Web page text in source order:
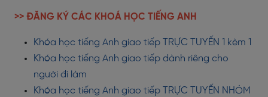
>> ĐĂNG KÝ CÁC KHOÁ HỌC TIẾNG ANH
Khóa học tiếng Anh giao tiếp TRỰC TUYẾN 1 kèm 1
Khóa học tiếng Anh giao tiếp dành riêng cho
người đi làm
Khóa học tiếng Anh giao tiếp TRỰC TUYẾN NHÓM